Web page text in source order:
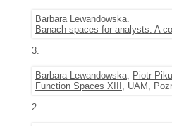
Barbara Lewandowska.
Banach spaces for analysts. A
3.
Barbara Lewandowska, Piotr Pikul
Function Spaces XIII , UAM,
2.